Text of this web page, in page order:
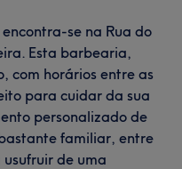
se na Rua do
Esta barbearia,
com horários entre as
para cuidar da sua
personalizado de
familiar, entre
de uma